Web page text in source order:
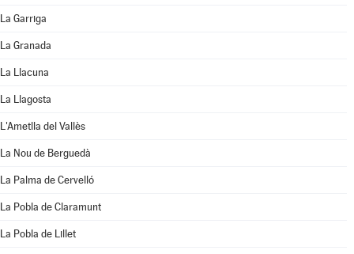
La Garriga
La Granada
La Llacuna
La Llagosta
L'Ametlla del Vallès
La Nou de Berguedà
La Palma de Cervelló
La Pobla de Claramunt
La Pobla de Lillet